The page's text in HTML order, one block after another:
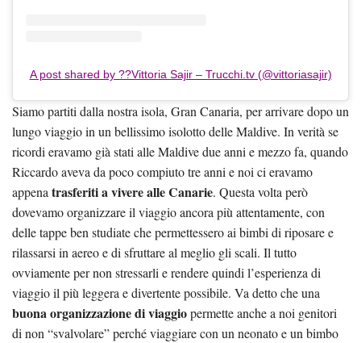
A post shared by ??Vittoria Sajir – Trucchi.tv (@vittoriasajir)
Siamo partiti dalla nostra isola, Gran Canaria, per arrivare dopo un
lungo viaggio in un bellissimo isolotto delle Maldive. In verità se
ricordi eravamo già stati alle Maldive due anni e mezzo fa, quando
Riccardo aveva da poco compiuto tre anni e noi ci eravamo
appena trasferiti a vivere alle Canarie. Questa volta però
dovevamo organizzare il viaggio ancora più attentamente, con
delle tappe ben studiate che permettessero ai bimbi di riposare e
rilassarsi in aereo e di sfruttare al meglio gli scali. Il tutto
ovviamente per non stressarli e rendere quindi l’esperienza di
viaggio il più leggera e divertente possibile. Va detto che una
buona organizzazione di viaggiopermette anche a noi genitori
di non “svalvolare” perché viaggiare con un neonato e un bimbo